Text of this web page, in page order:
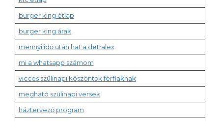
burger king étlap
burger king árak
mennyi idő után hat a detralex
mi a whatsapp számom
vicces szülinapi köszöntők férfiaknak
megható szülinapi versek
háztervező program